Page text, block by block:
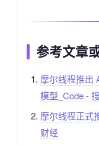
参考文章
摩尔线程推出
模型_Code -
摩尔线程正式
财经